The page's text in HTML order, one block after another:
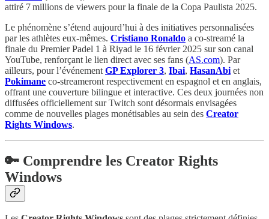
attiré 7 millions de viewers pour la finale de la Copa Paulista 2025.
Le phénomène s’étend aujourd’hui à des initiatives personnalisées
par les athlètes eux‑mêmes. Cristiano Ronaldo a co-streamé la
finale du Premier Padel 1 à Riyad le 16 février 2025 sur son canal
YouTube, renforçant le lien direct avec ses fans (AS.com). Par
ailleurs, pour l’événement GP Explorer 3, Ibai, HasanAbi et
Pokimane co‑streameront respectivement en espagnol et en anglais,
offrant une couverture bilingue et interactive. Ces deux journées non
diffusées officiellement sur Twitch sont désormais envisagées
comme de nouvelles plages monétisables au sein des Creator
Rights Windows.
🔑 Comprendre les Creator Rights
Windows